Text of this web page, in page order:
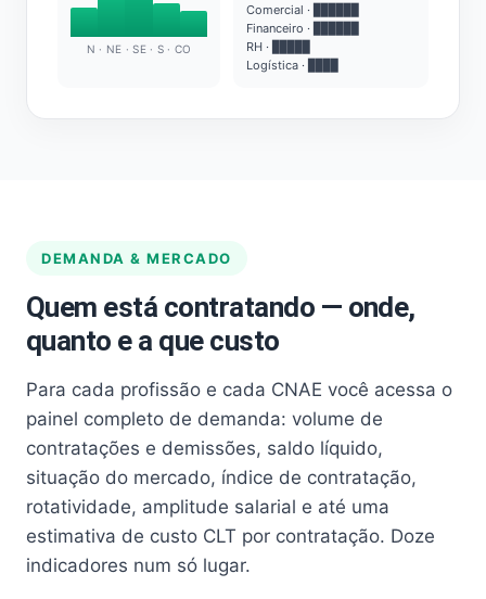
N · NE · SE · S · CO
Comercial · ██████
Financeiro · ██████
RH · █████
Logística · ████
DEMANDA & MERCADO
Quem está contratando — onde,
quanto e a que custo
Para cada profissão e cada CNAE você acessa o
painel completo de demanda: volume de
contratações e demissões, saldo líquido,
situação do mercado, índice de contratação,
rotatividade, amplitude salarial e até uma
estimativa de custo CLT por contratação. Doze
indicadores num só lugar.